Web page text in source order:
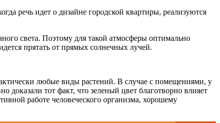
речь идет о дизайне городской квартиры, реализуются
света. Поэтому для такой атмосферы оптимально
прятать от прямых солнечных лучей.
любые виды растений. В случае с помещениями, у
доказали тот факт, что зеленый цвет благотворно влияет
работе человеческого организма, хорошему